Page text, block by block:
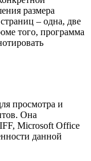
размера
– одна, две
того, программа
просмотра и
Она
Microsoft Office
данной